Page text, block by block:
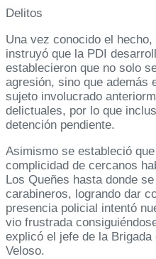
Delitos
Una vez conocido el
instruyó que la PDI
establecieron que no solo
agresión, sino que además
sujeto involucrado
delictuales, por lo que
detención pendiente.
Asimismo se estableció
complicidad de cercanos
Los Queñes hasta donde
carabineros, logrando dar
presencia policial intentó
vio frustrada
explicó el jefe de la
Veloso.